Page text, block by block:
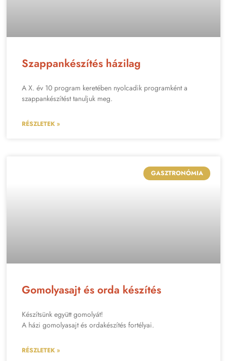
Szappankészítés házilag
A X. év 10 program keretében nyolcadik programként a
szappankészítést tanuljuk meg.
RÉSZLETEK »
GASZTRONÓMIA
Gomolyasajt és orda készítés
Készítsünk együtt gomolyát!
A házi gomolyasajt és ordakészítés fortélyai.
RÉSZLETEK »